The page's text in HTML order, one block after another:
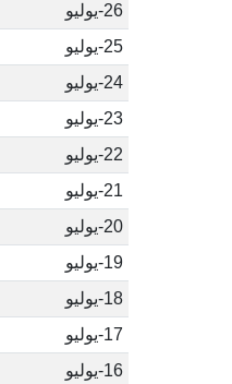
26-يوليو
25-يوليو
24-يوليو
23-يوليو
22-يوليو
21-يوليو
20-يوليو
19-يوليو
18-يوليو
17-يوليو
16-يوليو